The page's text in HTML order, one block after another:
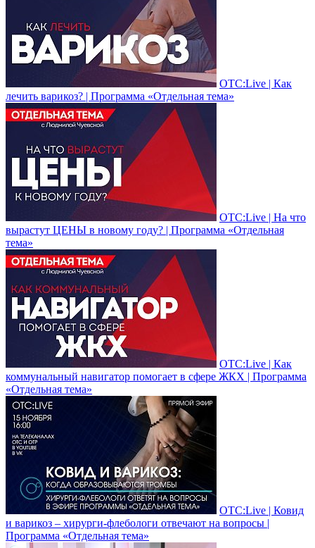
ОТС:Live | Как
лечить варикоз? | Программа «Отдельная тема»
ОТС:Live | На что
вырастут ЦЕНЫ в новому году? | Программа «Отдельная
тема»
ОТС:Live | Как
коммунальный навигатор помогает в сфере ЖКХ | Программа
«Отдельная тема»
ОТС:Live | Ковид
и варикоз – хирурги-флебологи отвечают на вопросы |
Программа «Отдельная тема»